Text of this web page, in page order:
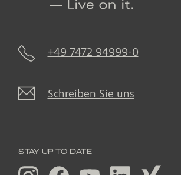
+49 7472 94999-0
Schreiben Sie uns
STAY UP TO DATE